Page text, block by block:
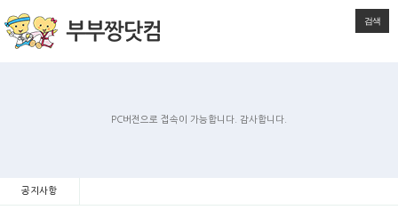
검색
PC버전으로 접속이 가능합니다. 감사합니다.
공지사항